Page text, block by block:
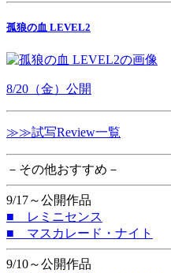
孤狼の血 LEVEL2
8/20（金）公開
≫≫試写Review一覧
－その他おすすめ－
9/17～公開作品
■ レミニセンス
■ マスカレード・ナイト
9/10～公開作品